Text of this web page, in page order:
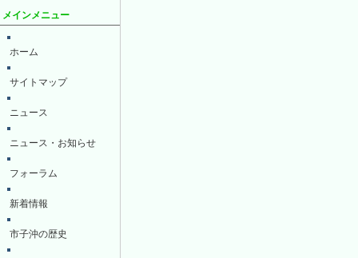
メインメニュー
ホーム
サイトマップ
ニュース
ニュース・お知らせ
フォーラム
新着情報
市子沖の歴史